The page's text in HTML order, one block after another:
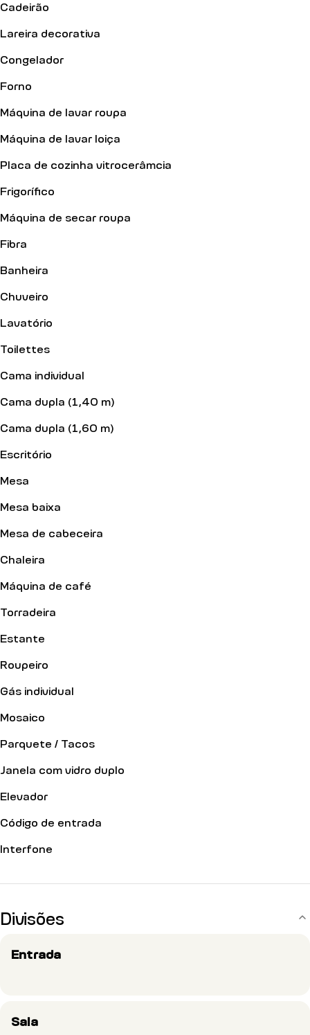
Cadeirão
Lareira decorativa
Congelador
Forno
Máquina de lavar roupa
Máquina de lavar loiça
Placa de cozinha vitrocerâmcia
Frigorífico
Máquina de secar roupa
Fibra
Banheira
Chuveiro
Lavatório
Toilettes
Cama individual
Cama dupla (1,40 m)
Cama dupla (1,60 m)
Escritório
Mesa
Mesa baixa
Mesa de cabeceira
Chaleira
Máquina de café
Torradeira
Estante
Roupeiro
Gás individual
Mosaico
Parquete / Tacos
Janela com vidro duplo
Elevador
Código de entrada
Interfone
Divisões
Entrada
Sala